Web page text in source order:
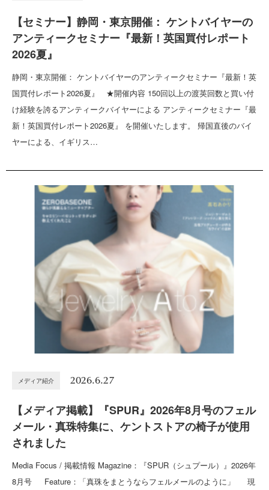
【セミナー】静岡・東京開催： ケントバイヤーの
アンティークセミナー『最新！英国買付レポート
2026夏』
静岡・東京開催： ケントバイヤーのアンティークセミナー『最新！英
国買付レポート2026夏』 ★開催内容 150回以上の渡英回数と買い付
け経験を誇るアンティークバイヤーによる アンティークセミナー『最
新！英国買付レポート2026夏』 を開催いたします。 帰国直後のバイ
ヤーによる、イギリス…
メディア紹介 2026.6.27
【メディア掲載】『SPUR』2026年8月号のフェル
メール・真珠特集に、ケントストアの椅子が使用
されました
Media Focus / 掲載情報 Magazine：『SPUR（シュプール）』2026年
8月号 Feature：「真珠をまとうならフェルメールのように」 現